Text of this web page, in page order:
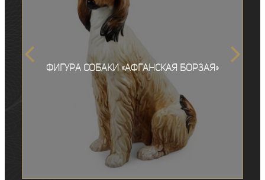
Фигура собаки «Афганская борзая»